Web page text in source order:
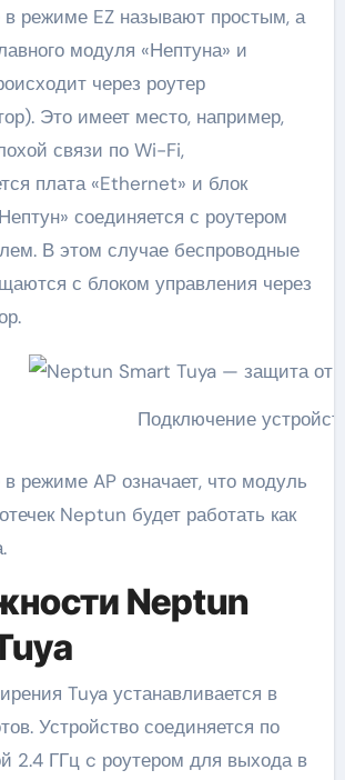
режиме EZ называют простым, а
модуля «Нептуна» и
через роутер
Это имеет место, например,
связи по Wi-Fi,
плата «Ethernet» и блок
соединяется с роутером
В этом случае беспроводные
с блоком управления через
Подключение
режиме AP означает, что модуль
Neptun будет работать как
Neptun
Tuya устанавливается в
Устройство соединяется по
2.4 ГГц c роутером для выхода в